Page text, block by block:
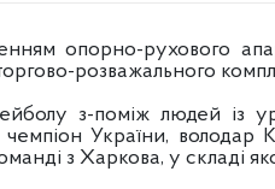
опорно-рухового
розважального
з-поміж людей із
України,
з Харкова, у складі